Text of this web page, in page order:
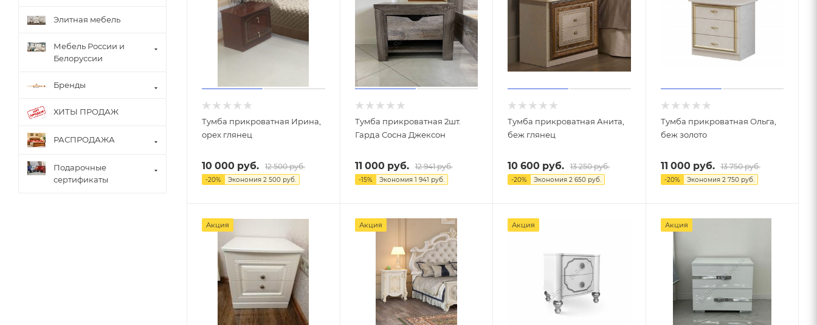
Тумба прикроватная Ирина,
орех глянец
10 000 руб. 12 500руб.
-20% Экономия 2 500 руб.
Тумба прикроватная 2шт.
Гарда Сосна Джексон
11 000 руб. 12 941руб.
-15% Экономия 1 941 руб.
Тумба прикроватная Анита,
беж глянец
10 600 руб. 13 250руб.
-20% Экономия 2 650 руб.
Тумба прикроватная Ольга,
беж золото
11 000 руб. 13 750руб.
-20% Экономия 2 750руб.
Акция Акция Акция Акция
Элитная мебель
Мебель России и
Белоруссии
Бренды
ХИТЫ ПРОДАЖ
РАСПРОДАЖА
Подарочные
сертификаты